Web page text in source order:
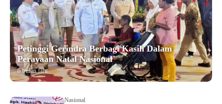
Petinggi Gerindra Berbagi Kasih Dalam
Perayaan Natal Nasional
6 bulan lalu
Nasional